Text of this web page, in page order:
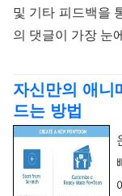
및 기타 피드백을
의 댓글이 가장 눈
자신만의 애니
드는 방법